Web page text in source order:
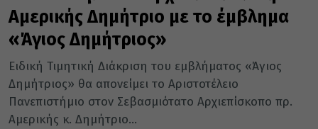
Αμερικής Δημήτριο με το έμβλημα
«Άγιος Δημήτριος»
Ειδική Τιμητική Διάκριση του εμβλήματος «Άγιος
Δημήτριος» θα απονείμει το Αριστοτέλειο
Πανεπιστήμιο στον Σεβασμιότατο Αρχιεπίσκοπο πρ.
Αμερικής κ. Δημήτριο...